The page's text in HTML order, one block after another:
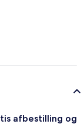
afbestilling og